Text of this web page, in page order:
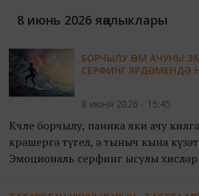
8 июнь 2026 яңалыклары
БОРЧЫЛУ ҺӘМ АЧУНЫ
СЕРФИНГ ЯРДӘМЕНДӘ
8 июня 2026 - 15:45
Көчле борчылу, паника яки ачу
көрәшергә түгел, ә тыныч кына
Эмоциональ серфинг ысулы
итә.